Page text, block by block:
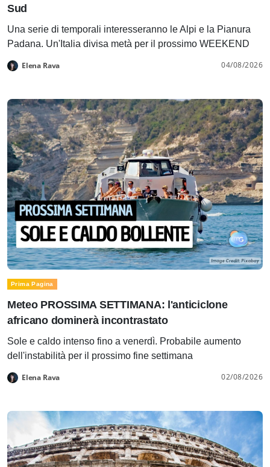
Sud
Una serie di temporali interesseranno le Alpi e la Pianura
Padana. Un'Italia divisa metà per il prossimo WEEKEND
Elena Rava 04/08/2026
Prima Pagina
Meteo PROSSIMA SETTIMANA: l'anticiclone
africano dominerà incontrastato
Sole e caldo intenso fino a venerdì. Probabile aumento
dell'instabilità per il prossimo fine settimana
Elena Rava 02/08/2026